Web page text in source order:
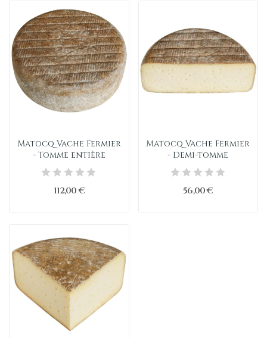
Matocq Vache Fermier
- Tomme entière
112,00 €
Matocq Vache Fermier
- Demi-tomme
56,00 €